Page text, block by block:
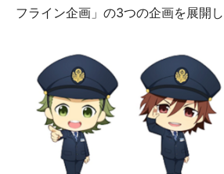
フライン企画」の3つの企画を展開し